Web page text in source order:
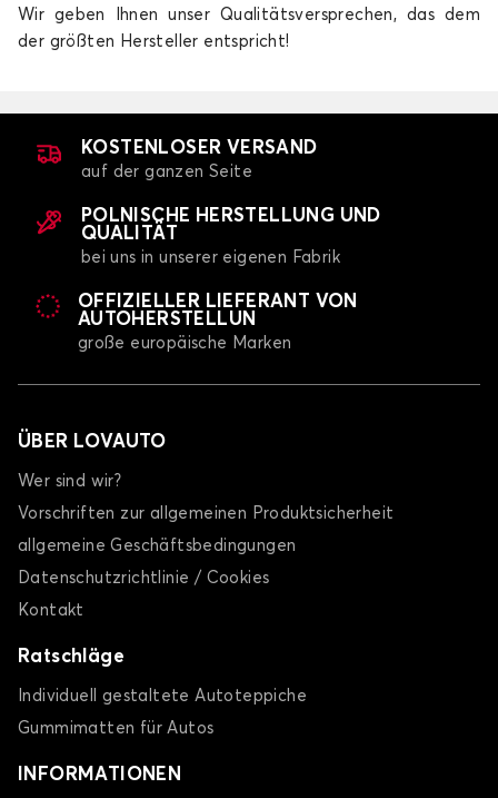
Wir geben Ihnen unser Qualitätsversprechen, das dem
der größten Hersteller entspricht!
KOSTENLOSER VERSAND
auf der ganzen Seite
POLNISCHE HERSTELLUNG UND
QUALITÄT
bei uns in unserer eigenen Fabrik
OFFIZIELLER LIEFERANT VON
AUTOHERSTELLUN
große europäische Marken
ÜBER LOVAUTO
Wer sind wir?
Vorschriften zur allgemeinen Produktsicherheit
allgemeine Geschäftsbedingungen
Datenschutzrichtlinie / Cookies
Kontakt
Ratschläge
Individuell gestaltete Autoteppiche
Gummimatten für Autos
INFORMATIONEN